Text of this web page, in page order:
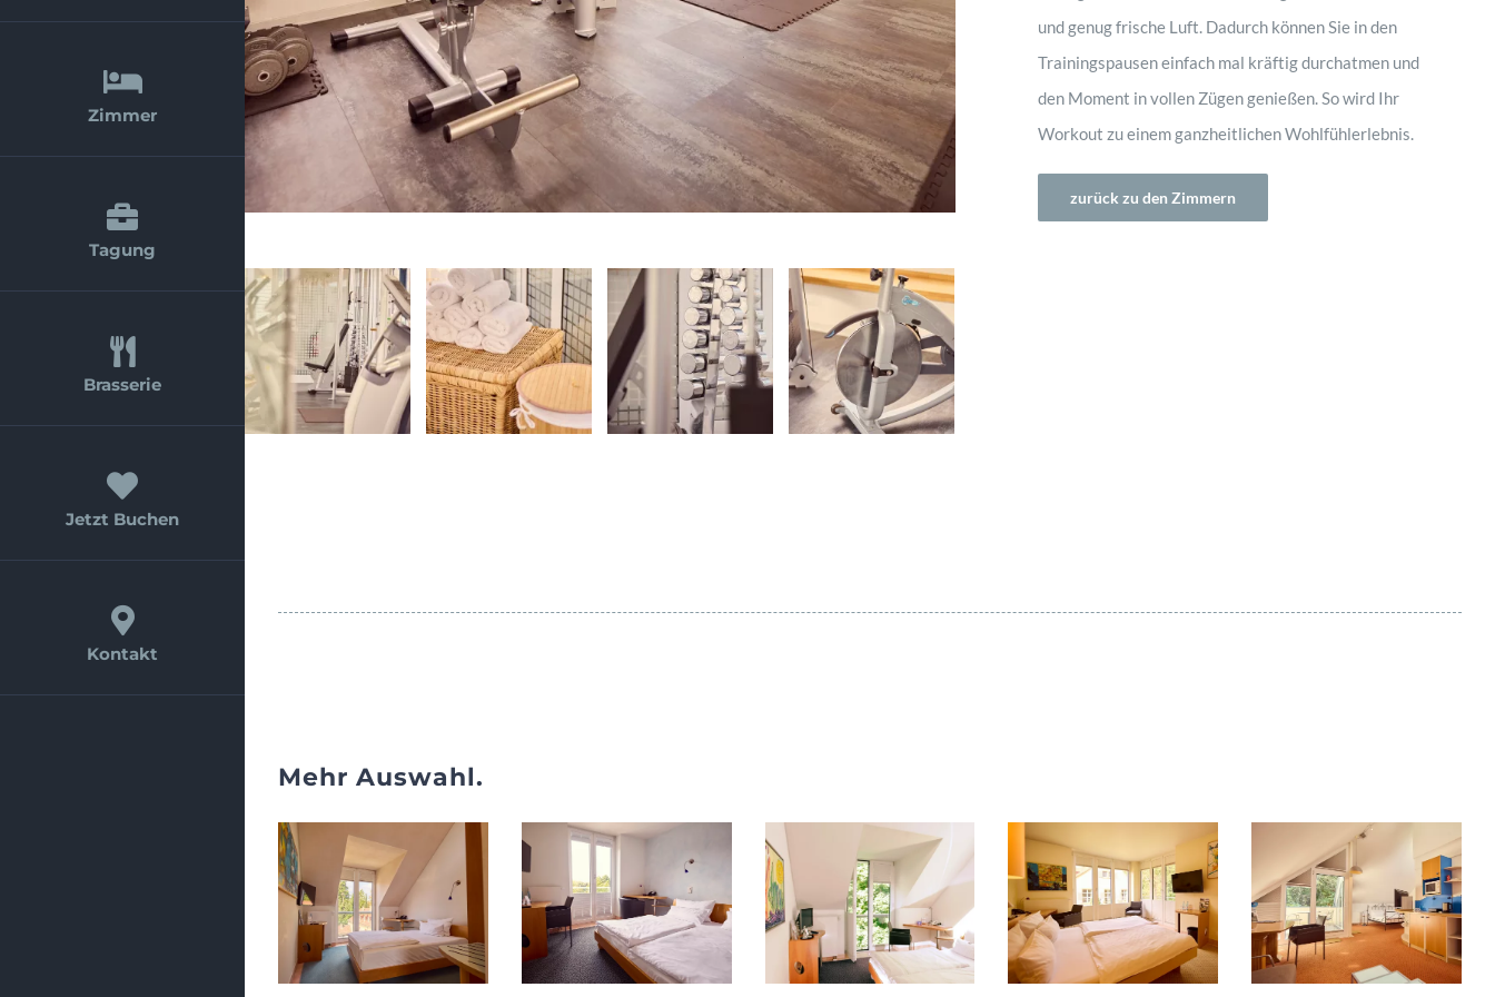
Zimmer
Tagung
Brasserie
Jetzt Buchen
Kontakt
und genug frische Luft. Dadurch können Sie in den
Trainingspausen einfach mal kräftig durchatmen und
den Moment in vollen Zügen genießen. So wird Ihr
Workout zu einem ganzheitlichen Wohlfühlerlebnis.
zurück zu den Zimmern
Mehr Auswahl.